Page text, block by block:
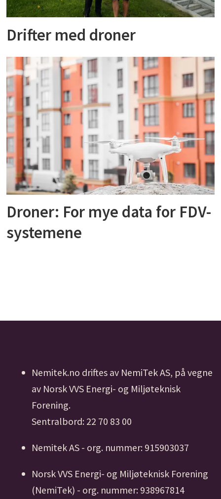
Drifter med droner
Droner: For mye data for FDV-
systemene
Nemitek.no driftes av NemiTek AS, på vegne
av Norsk VVS Energi- og Miljøteknisk
Forening.
Sentralbord: 22 70 83 00
Nemitek AS - org. nummer: 915903037
Norsk VVS Energi- og Miljøteknisk Forening
(NemiTek) - org. nummer: 938967814